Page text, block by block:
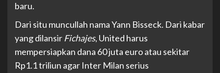
baru.
Dari situ muncullah nama Yann Bisseck. Dari kabar
yang dilansirFichajes, United harus
mempersiapkan dana 60 juta euro atau sekitar
Rp1.1 triliun agar Inter Milan serius